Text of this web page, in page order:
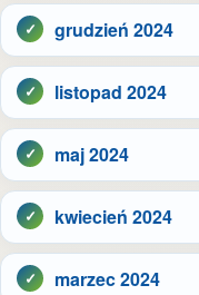
grudzień 2024
listopad 2024
maj 2024
kwiecień 2024
marzec 2024